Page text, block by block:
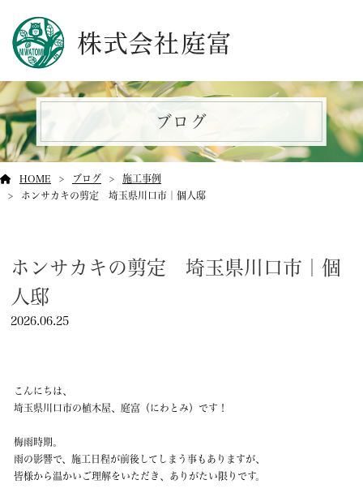
ブログ
HOME ブログ
施工事例
ホンサカキの剪定 埼玉県川口市｜個人邸
ホンサカキの剪定 埼玉県川口市｜個
人邸
2026.06.25
こんにちは、
埼玉県川口市の植木屋、庭富（にわとみ）です！
梅雨時期。
雨の影響で、施工日程が前後してしまう事もありますが、
皆様から温かいご理解をいただき、ありがたい限りです。